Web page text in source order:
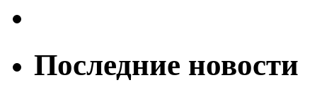
Последние новости